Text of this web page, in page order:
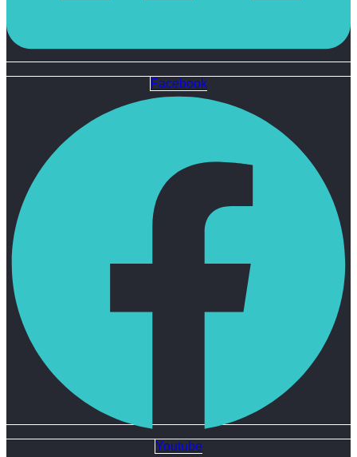
Facebook
Youtube